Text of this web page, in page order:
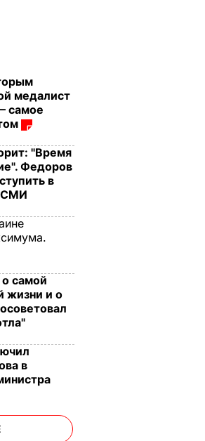
медалист
самое
"Время
Федоров
в
СМИ
самой
жизни и о
в